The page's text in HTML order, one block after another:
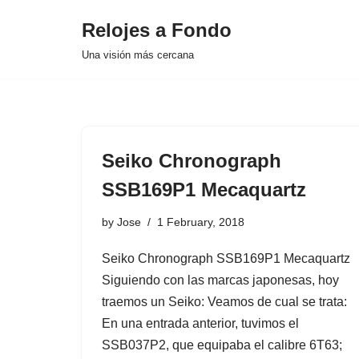
Relojes a Fondo
Una visión más cercana
Seiko Chronograph
SSB169P1 Mecaquartz
by Jose 1 February, 2018
Seiko Chronograph SSB169P1 Mecaquartz
Siguiendo con las marcas japonesas, hoy
traemos un Seiko: Veamos de cual se trata:
En una entrada anterior, tuvimos el
SSB037P2, que equipaba el calibre 6T63;